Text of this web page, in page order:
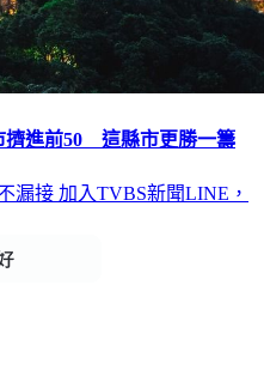
擠進前50 這縣市更勝一籌
漏接 加入TVBS新聞LINE，